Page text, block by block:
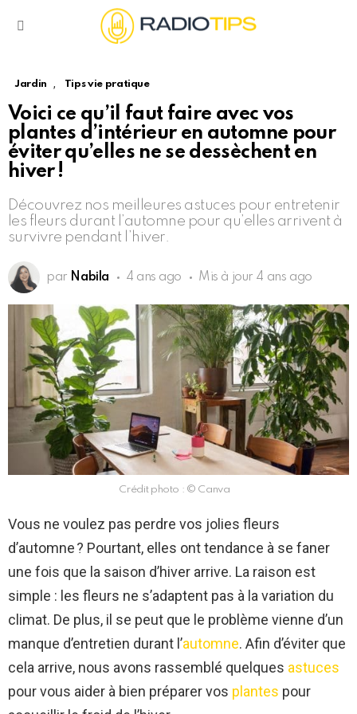
Jardin , Tips vie pratique
Voici ce qu’il faut faire avec vos
plantes d’intérieur en automne pour
éviter qu’elles ne se dessèchent en
hiver !
Découvrez nos meilleures astuces pour entretenir
les fleurs durant l’automne pour qu’elles arrivent à
survivre pendant l’hiver.
par Nabila 4 ans ago Mis à jour 4 ans ago
Crédit photo : © Canva
Vous ne voulez pas perdre vos jolies fleurs
d’automne ? Pourtant, elles ont tendance à se faner
une fois que la saison d’hiver arrive. La raison est
simple : les fleurs ne s’adaptent pas à la variation du
climat. De plus, il se peut que le problème vienne d’un
manque d’entretien durant l’automne. Afin d’éviter que
cela arrive, nous avons rassemblé quelques astuces
pour vous aider à bien préparer vos plantes pour